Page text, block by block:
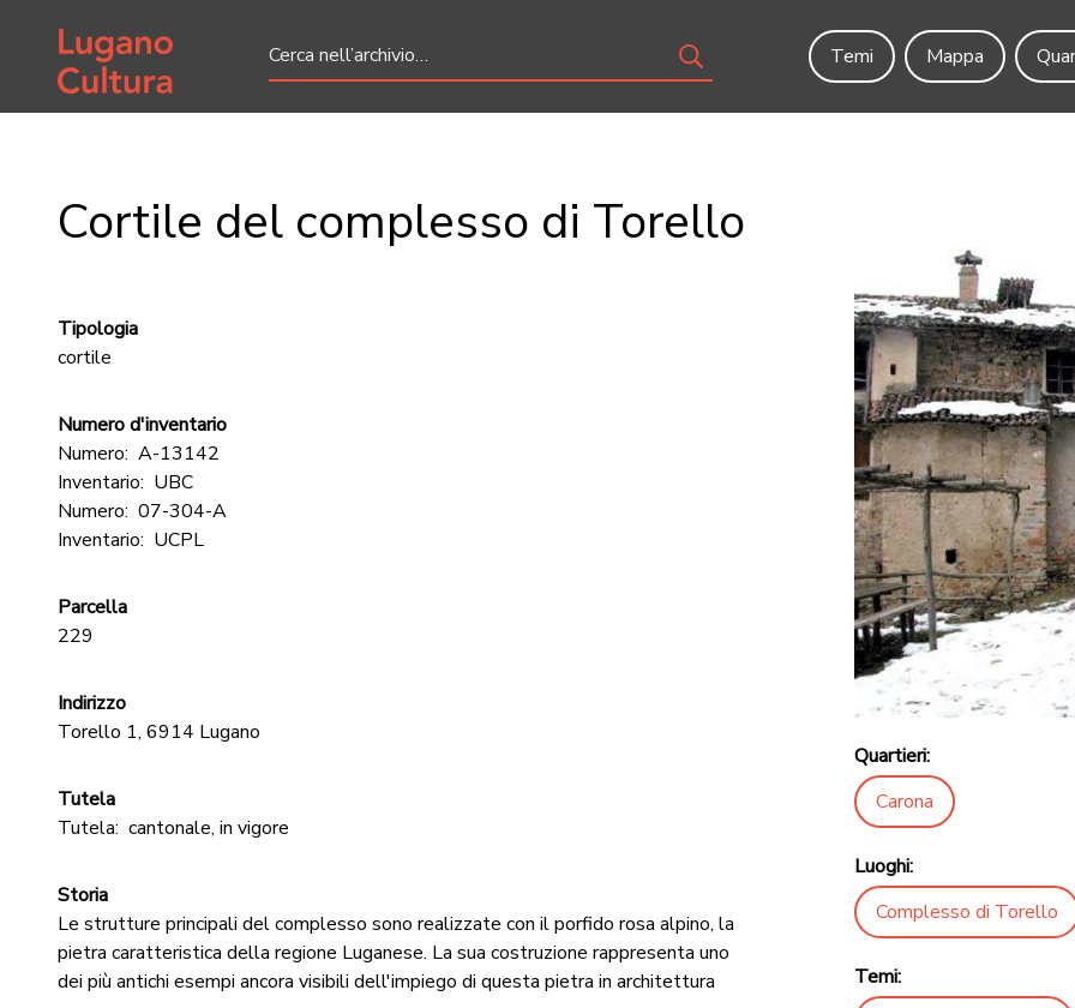
Home page
Temi
Mappa
Cortile del complesso di Torello
Tipologia
cortile
Numero d'inventario
Numero: A-13142
Inventario: UBC
Numero: 07-304-A
Inventario: UCPL
Parcella
229
Indirizzo
Torello 1, 6914 Lugano
Tutela
Tutela: cantonale, in vigore
Storia
Le strutture principali del complesso sono realizzate con il porfido rosa alpino, la
pietra caratteristica della regione Luganese. La sua costruzione rappresenta uno
dei più antichi esempi ancora visibili dell'impiego di questa pietra in architettura
Quartieri:
Carona
Luoghi:
Complesso di Torello
Temi: